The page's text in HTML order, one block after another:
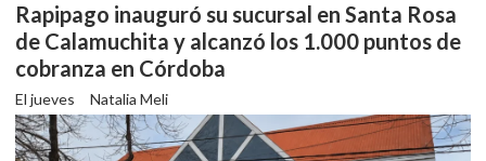
Rapipago inauguró su sucursal en Santa Rosa
de Calamuchita y alcanzó los 1.000 puntos de
cobranza en Córdoba
Natalia Meli
El jueves